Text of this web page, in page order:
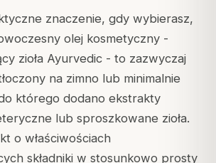
znaczenie, gdy wybierasz,
olej kosmetyczny -
zioła Ayurvedic - to zazwyczaj
na zimno lub minimalnie
którego dodano ekstrakty
lub sproszkowane zioła.
o właściwościach
składniki w stosunkowo prosty